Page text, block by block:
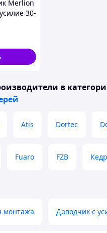
Merlion
30-
в
Atis Dortec
Fuaro FZB Кедр
монтажа Доводчик с